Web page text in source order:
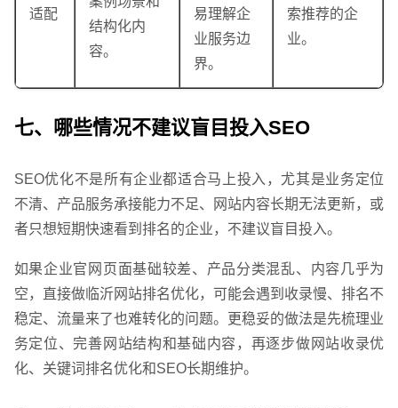
适配
结构化内
容。
易理解企
业服务边
界。
索推荐的企
业。
七、哪些情况不建议盲目投入SEO
SEO优化不是所有企业都适合马上投入，尤其是业务定位
不清、产品服务承接能力不足、网站内容长期无法更新，或
者只想短期快速看到排名的企业，不建议盲目投入。
如果企业官网页面基础较差、产品分类混乱、内容几乎为
空，直接做临沂网站排名优化，可能会遇到收录慢、排名不
稳定、流量来了也难转化的问题。更稳妥的做法是先梳理业
务定位、完善网站结构和基础内容，再逐步做网站收录优
化、关键词排名优化和SEO长期维护。